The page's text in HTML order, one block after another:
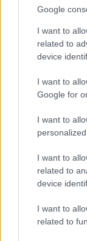
Google
I want to
related to
device
I want to
Google for
I want to
I want to
related to
device
I want to
related to